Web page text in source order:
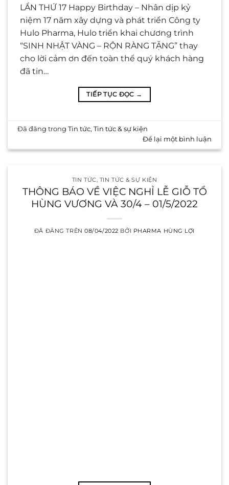
LẦN THỨ 17 Happy Birthday – Nhân dịp kỷ
niệm 17 năm xây dựng và phát triển Công ty
Hulo Pharma, Hulo triển khai chương trình
“SINH NHẬT VÀNG – RỘN RÀNG TẶNG” thay
cho lời cảm ơn đến toàn thể quý khách hàng
đã tin…
TIẾP TỤC ĐỌC →
Đã đăng trongTin tức,Tin tức & sự kiện
Để lại một bình luận
TIN TỨC TIN TỨC & SỰ KIỆN
THÔNG BÁO VỀ VIỆC NGHỈ LỄ GIỖ TỔ
HÙNG VƯƠNG VÀ 30/4 – 01/5/2022
ĐÃ ĐĂNG TRÊN08/04/2022 BỞI PHARMA HÙNG LỢI